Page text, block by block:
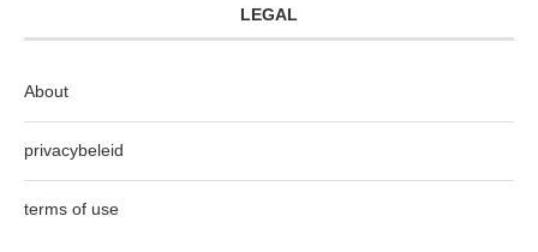
LEGAL
About
privacybeleid
terms of use